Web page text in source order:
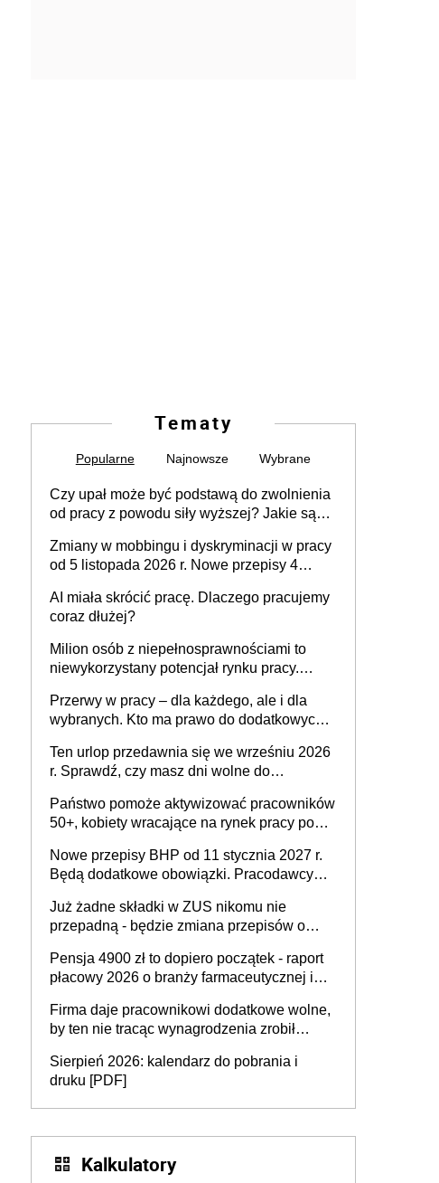
Tematy
Popularne Najnowsze Wybrane
Czy upał może być podstawą do zwolnienia
od pracy z powodu siły wyższej? Jakie są
Zmiany w mobbingu i dyskryminacji w pracy
od 5 listopada 2026 r. Nowe przepisy 4
Ustaw
AI miała skrócić pracę. Dlaczego pracujemy
coraz dłużej?
Milion osób z niepełnosprawnościami to
niewykorzystany potencjał rynku pracy.
dofinansowań czy refundacji, ale bariery po
stronie systemu i świadomości
pracodawców [WYWIAD]
Przerwy w pracy – dla każdego, ale i dla
wybranych. Kto ma prawo do dodatkowych
Ten urlop przedawnia się we wrześniu 2026
r. Sprawdź, czy masz dni wolne do
Państwo pomoże aktywizować pracowników
50+, kobiety wracające na rynek pracy po
osoby neuroatypowe. Powstanie Fundusz
na rzecz Inkluzywności w Zatrudnianiu?
Nowe przepisy BHP od 11 stycznia 2027 r.
Będą dodatkowe obowiązki. Pracodawcy
Już żadne składki w ZUS nikomu nie
przepadną - będzie zmiana przepisów o
ubezpieczeniom społecznym
Pensja 4900 zł to dopiero początek - raport
płacowy 2026 o branży farmaceutycznej i
Firma daje pracownikowi dodatkowe wolne,
by ten nie tracąc wynagrodzenia zrobił
sprawdza
Sierpień 2026: kalendarz do pobrania i
druku [PDF]
Kalkulatory